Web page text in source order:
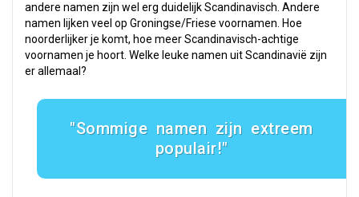
andere namen zijn wel erg duidelijk Scandinavisch. Andere
namen lijken veel op Groningse/Friese voornamen. Hoe
noorderlijker je komt, hoe meer Scandinavisch-achtige
voornamen je hoort. Welke leuke namen uit Scandinavië zijn
er allemaal?
Sommige namen zijn extreem
populair!